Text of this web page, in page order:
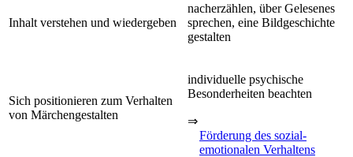
Inhalt verstehen und wiedergeben
nacherzählen, über Gelesenes
sprechen, eine Bildgeschichte
gestalten
Sich positionieren zum Verhalten
von Märchengestalten
individuelle psychische
Besonderheiten beachten
⇒
Förderung des sozial-
emotionalen Verhaltens